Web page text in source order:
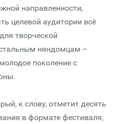
направленности,
целевой аудитории всё
творческой
няндомцам –
поколение с
к слову, отметит десять
в формате фестиваля,